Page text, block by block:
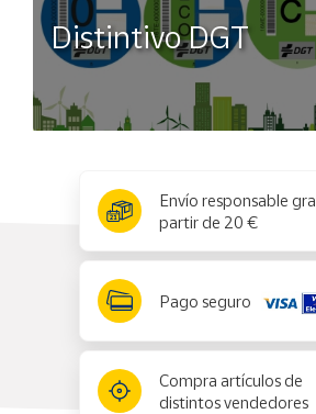
Distintivo DGT
Envío responsable
partir de 20 €
Pago seguro
Compra artículos de
distintos vendedores